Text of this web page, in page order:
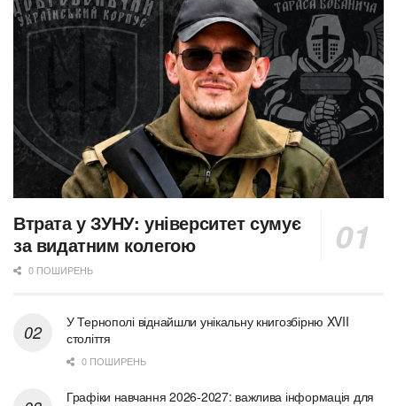
Втрата у ЗУНУ: університет сумує
за видатним колегою
0 ПОШИРЕНЬ
У Тернополі віднайшли унікальну книгозбірню XVII
століття
0 ПОШИРЕНЬ
Графіки навчання 2026-2027: важлива інформація для